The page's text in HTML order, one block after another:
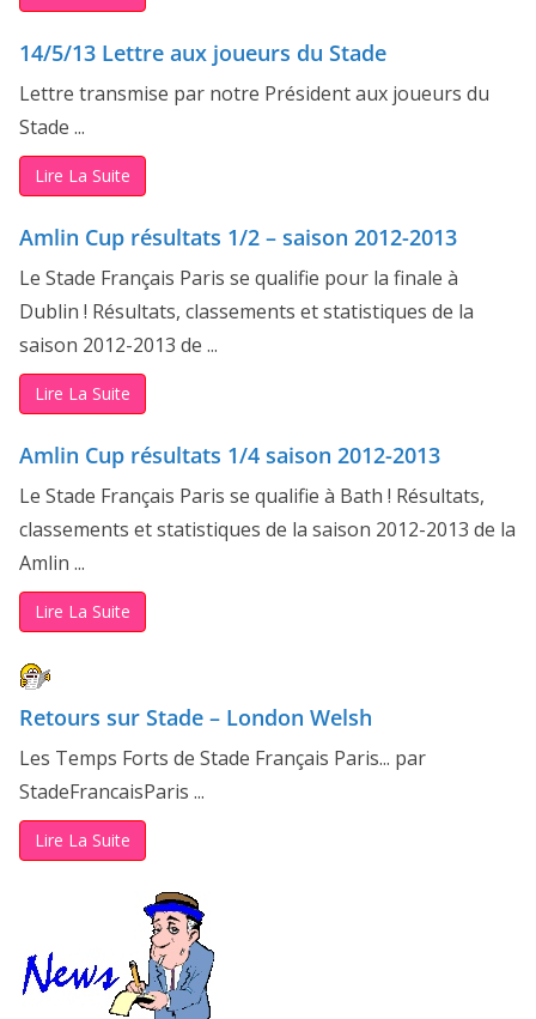
14/5/13 Lettre aux joueurs du Stade
Lettre transmise par notre Président aux joueurs du
Stade ...
Lire La Suite
Amlin Cup résultats 1/2 – saison 2012-2013
Le Stade Français Paris se qualifie pour la finale à
Dublin ! Résultats, classements et statistiques de la
saison 2012-2013 de ...
Lire La Suite
Amlin Cup résultats 1/4 saison 2012-2013
Le Stade Français Paris se qualifie à Bath ! Résultats,
classements et statistiques de la saison 2012-2013 de la
Amlin ...
Lire La Suite
Retours sur Stade – London Welsh
Les Temps Forts de Stade Français Paris... par
StadeFrancaisParis ...
Lire La Suite